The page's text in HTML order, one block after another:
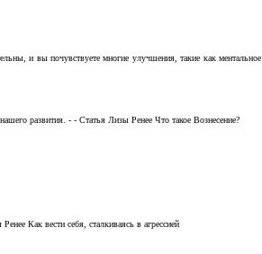
и вы почувствуете многие улучшения, такие как
развития. - - Статья Лизы Ренее Что такое Вознесение?
Как вести себя, сталкиваясь в агрессией